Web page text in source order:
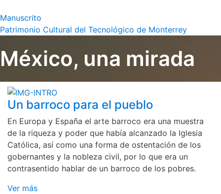
Manuscrito
Patrimonio Cultural del Tecnológico de Monterrey
México, una mirada
Un barroco para el pueblo
En Europa y España el arte barroco era una muestra
de la riqueza y poder que había alcanzado la Iglesia
Católica, así como una forma de ostentación de los
gobernantes y la nobleza civil, por lo que era un
contrasentido hablar de un barroco de los pobres.
Ver más